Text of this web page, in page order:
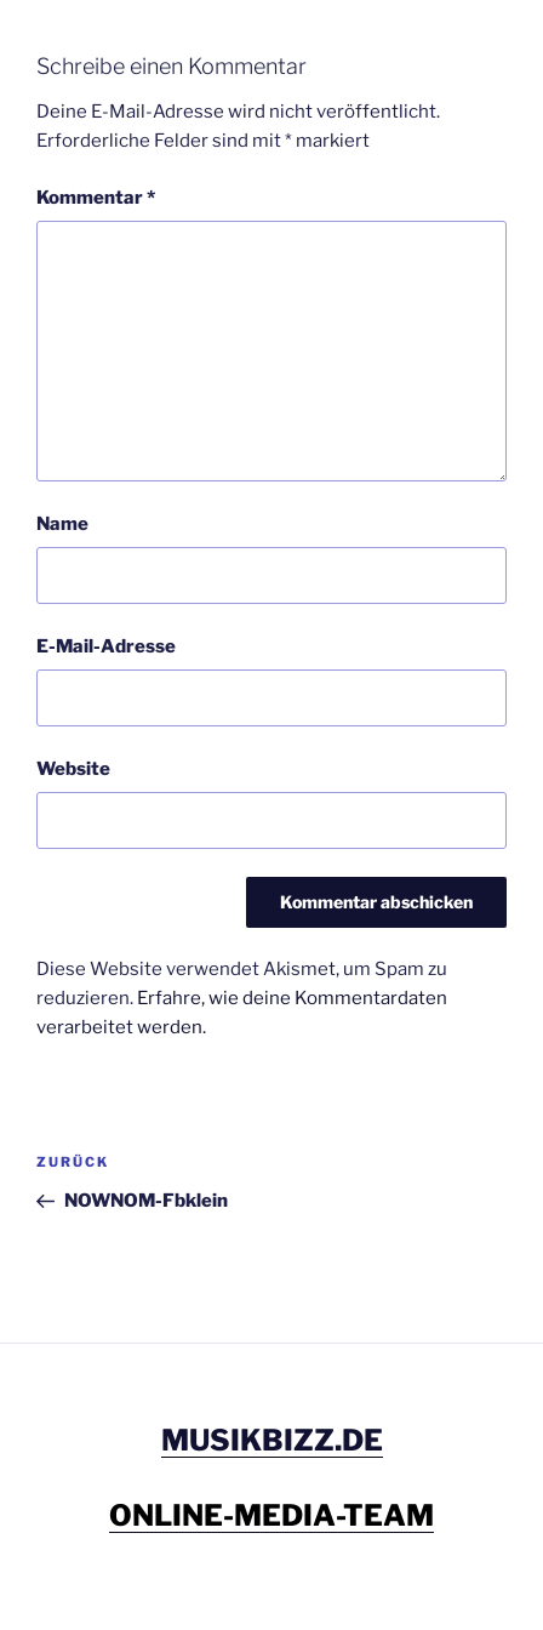
Schreibe einen Kommentar
Deine E-Mail-Adresse wird nicht veröffentlicht.
Erforderliche Felder sind mit* markiert
Kommentar*
Name
E-Mail-Adresse
Website
Diese Website verwendet Akismet, um Spam zu
reduzieren. Erfahre, wie deine Kommentardaten
verarbeitet werden.
Beitragsnavigation
Vorheriger
Beitrag
ZURÜCK
NOWNOM-Fbklein
MUSIKBIZZ.DE
ONLINE-MEDIA-TEAM